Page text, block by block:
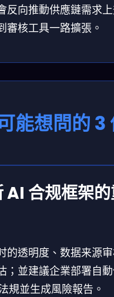
反向推動供應鏈需求
審核工具一路擴張。
能想問的 3
AI 合规框架
的透明度、数据来源
；並建議企業部署自
規並生成風險報告。